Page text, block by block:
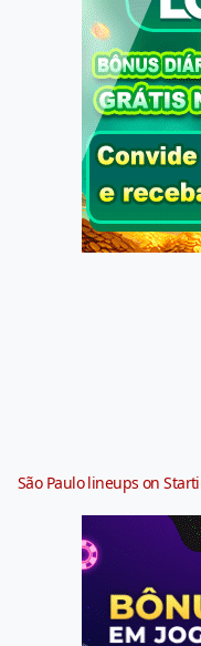
São Paulo lineups on